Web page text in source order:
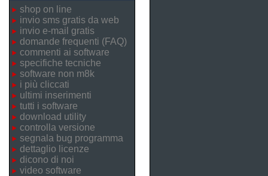
shop on line
invio sms gratis da web
invio e-mail gratis
domande frequenti (FAQ)
commenti ai software
specifiche tecniche
software non m8k
i più cliccati
ultimi inserimenti
tutti i software
download utility
controlla versione
segnala bug programma
dettaglio licenze
dicono di noi
video software